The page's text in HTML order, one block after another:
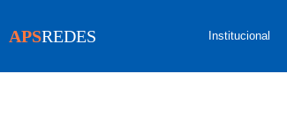
APSREDES Institucional